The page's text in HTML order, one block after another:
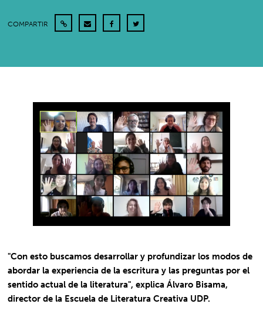
COMPARTIR
"Con esto buscamos desarrollar y profundizar los modos de
abordar la experiencia de la escritura y las preguntas por el
sentido actual de la literatura", explica Álvaro Bisama,
director de la Escuela de Literatura Creativa UDP.